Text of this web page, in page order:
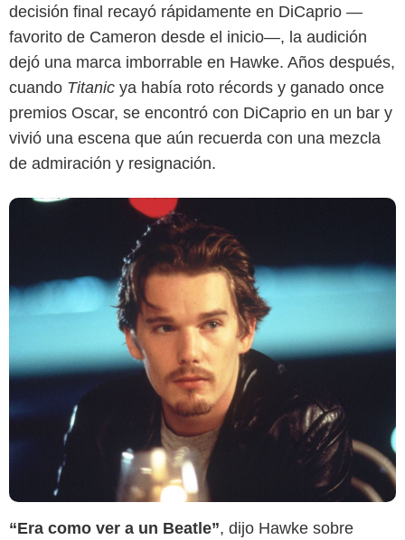
decisión final recayó rápidamente en DiCaprio —
favorito de Cameron desde el inicio—, la audición
dejó una marca imborrable en Hawke. Años después,
cuando Titanic ya había roto récords y ganado once
premios Oscar, se encontró con DiCaprio en un bar y
vivió una escena que aún recuerda con una mezcla
de admiración y resignación.
“Era como ver a un Beatle”, dijo Hawke sobre